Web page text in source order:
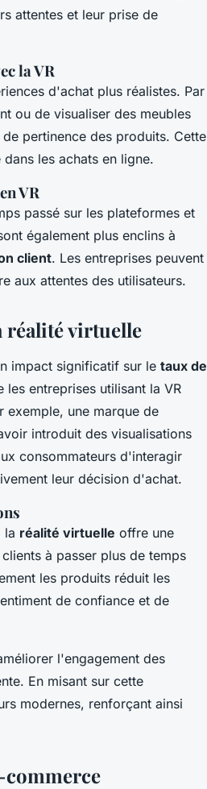
attentes et leur prise de
la VR
d'achat plus réalistes. Par
ou de visualiser des meubles
pertinence des produits. Cette
les achats en ligne.
VR
passé sur les plateformes et
également plus enclins à
client. Les entreprises peuvent
aux attentes des utilisateurs.
réalité virtuelle
impact significatif sur le taux de
les entreprises utilisant la VR
exemple, une marque de
introduit des visualisations
consommateurs d'interagir
leur décision d'achat.
la réalité virtuelle offre une
à passer plus de temps
les produits réduit les
de confiance et de
l'engagement des
En misant sur cette
modernes, renforçant ainsi
commerce